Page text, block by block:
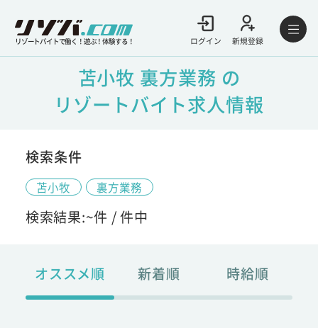
リゾートバイトで働く！遊ぶ！体験する！ ログイン 新規登録
苫小牧 裏方業務 の
リゾートバイト求人情報
検索条件
苫小牧 裏方業務
検索結果:~件 /件中
オススメ順 新着順 時給順